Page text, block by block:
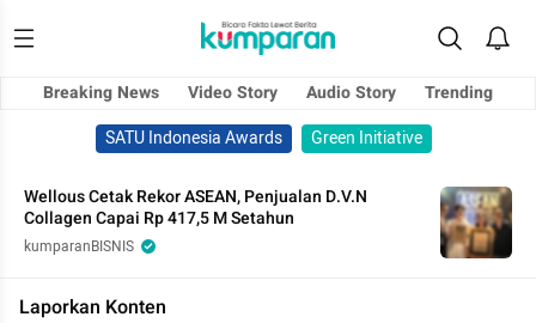
Breaking News Video Story Audio Story
Trending
SATU Indonesia Awards
Green Initiative
Wellous Cetak Rekor ASEAN, Penjualan D.V.N
Collagen Capai Rp 417,5 M Setahun
kumparanBISNIS
Laporkan Konten